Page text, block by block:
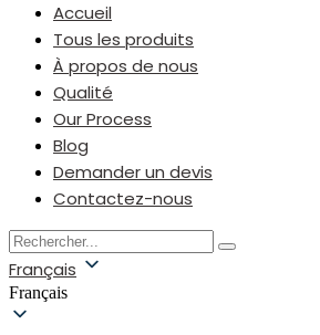
Accueil
Tous les produits
À propos de nous
Qualité
Our Process
Blog
Demander un devis
Contactez-nous
Français
Français